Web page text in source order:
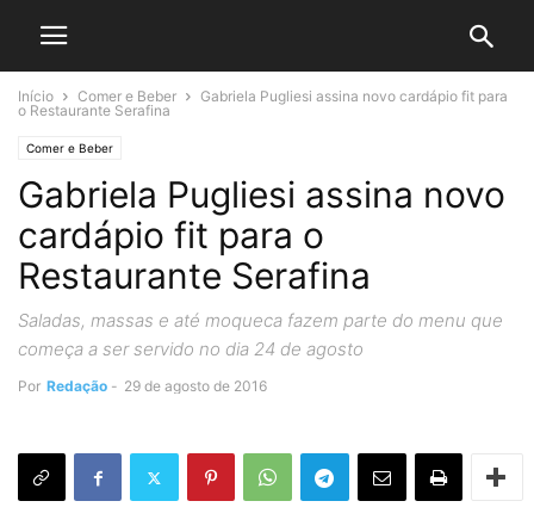
Início Comer e Beber
Gabriela Pugliesi assina novo cardápio fit para
o Restaurante Serafina
Comer e Beber
Gabriela Pugliesi assina novo
cardápio fit para o
Restaurante Serafina
Saladas, massas e até moqueca fazem parte do menu que
começa a ser servido no dia 24 de agosto
Por Redação - 29 de agosto de 2016